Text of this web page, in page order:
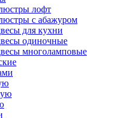
лофт
с абажуром
для кухни
одиночные
многоламповые